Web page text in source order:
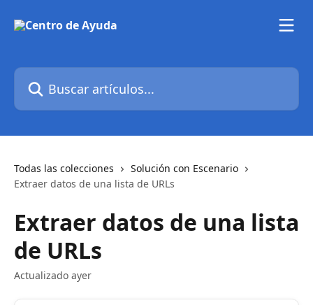
Buscar artículos...
Todas las colecciones
Solución con Escenario
Extraer datos de una lista de URLs
Extraer datos de una lista
de URLs
Actualizado ayer